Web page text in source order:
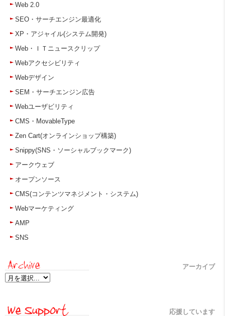
Web 2.0
SEO・サーチエンジン最適化
XP・アジャイル(システム開発)
Web・ＩＴニュースクリップ
Webアクセシビリティ
Webデザイン
SEM・サーチエンジン広告
Webユーザビリティ
CMS・MovableType
Zen Cart(オンラインショップ構築)
Snippy(SNS・ソーシャルブックマーク)
アークウェブ
オープンソース
CMS(コンテンツマネジメント・システム)
Webマーケティング
AMP
SNS
アーカイブ
応援しています